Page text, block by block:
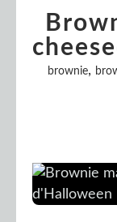
brownie,